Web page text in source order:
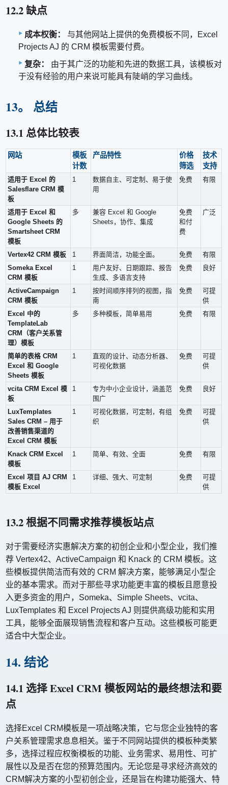
12.2 缺点
成本权衡：
与其他网站上提供的免费模板不同，Excel
Projects AJ 的 CRM 模板需要付费。
复杂：
由于其广泛的功能和先进的数据工具，该模板对
于没有经验的用户来说可能具有陡峭的学习曲线。
13。 总结
13.1 总体比较表
网站
模板
计数
产品特性
价格
筛选
技术
支持
适用于 Excel 的
Salesflare CRM 模
板
1
数据自主、可定制、易于使
用
免费 有限
适用于 Excel 和
Google Sheets 的
Smartsheet CRM
模板
多
兼容 Excel 和 Google
Sheets，协作、集成
免费
和付
费
广泛
Vertex42 CRM 模板 1 界面简洁，功能全面。 免费
有限
Someka Excel
CRM 模板
1
用户友好、日期跟踪、报告
生成、多语言支持
免费 良好
ActiveCampaign
CRM 模板
1
按时间顺序排列的视图，指
南
免费
可提
供
Excel 中的
TemplateLab
CRM（客户关系管
理）模板
多 多种模板，简单易用 免费 有限
简单的表格 CRM
Excel 和 Google
Sheets 模板
1
直观的设计、动态分析器、
可视化数据
免费
可提
供
vcita CRM Excel 模
板
1
专为中小企业设计，涵盖范
围广
免费 良好
LuxTemplates
Sales CRM – 用于
改善销售渠道的
Excel CRM 模板
1
可视化数据，可定制，有组
织
免费
可提
供
Knack CRM Excel
模板
1 简单、有效、全面 免费 有限
Excel 项目 AJ CRM
模板 Excel
1 详细、强大、可定制 免费
可提
供
13.2 根据不同需求推荐模板站点
对于需要经济实惠解决方案的初创企业和小型企业，我们推​​
荐 Vertex42、ActiveCampaign 和 Knack 的 CRM 模板。这
些模板提供简洁而有效的 CRM 解决方案，能够满足小型企
业的基本需求。而对于那些寻求功能更丰富的模板且愿意投
入更多资金的用户，Someka、Simple Sheets、vcita、
LuxTemplates 和 Excel Projects AJ 则提供高级功能和实用
工具，能够全面展现销售流程和客户互动。这些模板可能更
适合中大型企业。
14. 结论
14.1 选择 Excel CRM 模板网站的最终想法和要
点
选择Excel CRM模板是一项战略决策，它与您企业独特的客
户关系管理需求息息相关。鉴于不同网站提供的模板种类繁
多，选择过程应权衡模板的功能、业务需求、易用性、可扩
展性以及是否在您的预算范围内。无论您是寻求经济高效的
CRM解决方案的小型初创企业，还是旨在构建功能强大、特